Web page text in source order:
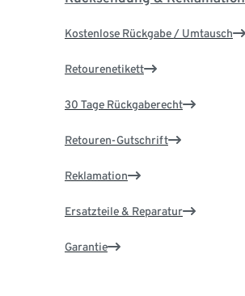
Kostenlose Rückgabe / Umtausch
Retourenetikett
30 Tage Rückgaberecht
Retouren-Gutschrift
Reklamation
Ersatzteile & Reparatur
Garantie